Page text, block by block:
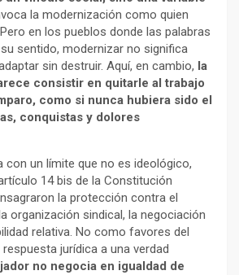
la modernización como quien
en los pueblos donde las palabras
sentido, modernizar no significa
sin destruir. Aquí, en cambio, la
consistir en quitarle al trabajo
como si nunca hubiera sido el
conquistas y dolores
con un límite que no es ideológico,
14 bis de la Constitución
la protección contra el
organización sindical, la negociación
relativa. No como favores del
jurídica a una verdad
no negocia en igualdad de